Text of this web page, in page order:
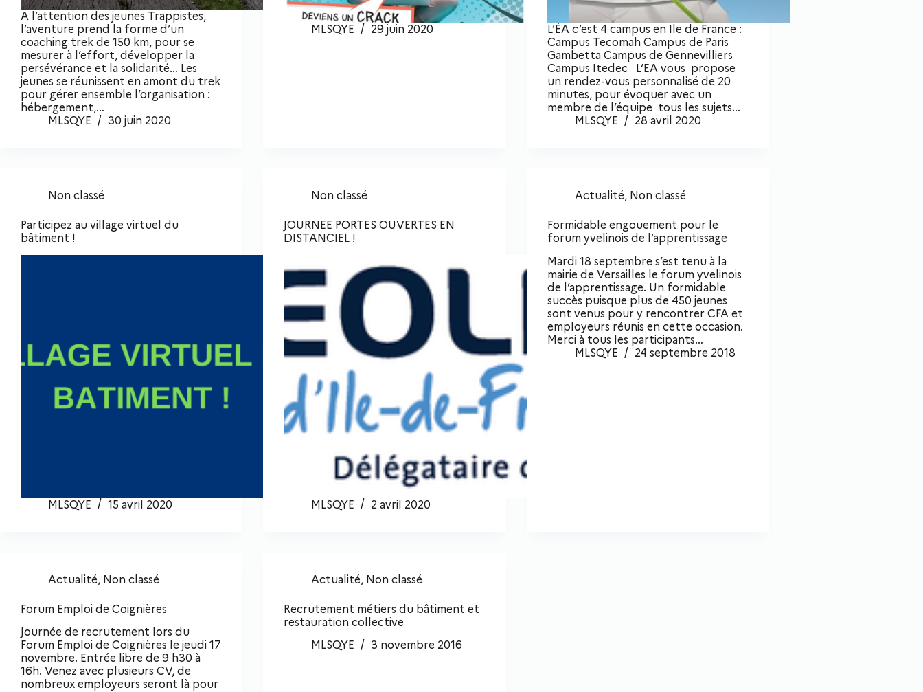
A l’attention des jeunes Trappistes,
l’aventure prend la forme d’un
coaching trek de 150 km, pour se
mesurer à l’effort, développer la
persévérance et la solidarité… Les
jeunes se réunissent en amont du trek
pour gérer ensemble l’organisation :
hébergement,…
MLSQYE
30 juin 2020
MLSQYE 29 juin 2020
L’ÉA c’est 4 campus en Ile de France :
Campus Tecomah Campus de Paris
Gambetta Campus de Gennevilliers
Campus Itedec L’EA vous propose
un rendez-vous personnalisé de 20
minutes, pour évoquer avec un
membre de l’équipe tous les sujets…
MLSQYE
28 avril 2020
Non classé
Participez au village virtuel du
bâtiment !
MLSQYE 15 avril 2020
Non classé
JOURNEE PORTES OUVERTES EN
DISTANCIEL !
MLSQYE 2 avril 2020
Actualité, Non classé
Formidable engouement pour le
forum yvelinois de l’apprentissage
Mardi 18 septembre s’est tenu à la
mairie de Versailles le forum yvelinois
de l’apprentissage. Un formidable
succès puisque plus de 450 jeunes
sont venus pour y rencontrer CFA et
employeurs réunis en cette occasion.
Merci à tous les participants…
MLSQYE
24 septembre 2018
Actualité, Non classé
Forum Emploi de Coignières
Journée de recrutement lors du
Forum Emploi de Coignières le jeudi 17
novembre. Entrée libre de 9 h30 à
16h. Venez avec plusieurs CV, de
nombreux employeurs seront là pour
Actualité, Non classé
Recrutement métiers du bâtiment et
restauration collective
MLSQYE
3 novembre 2016